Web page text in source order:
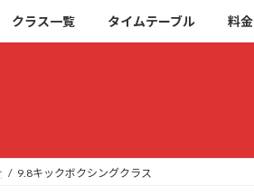
クラス一覧 タイムテーブル 料金
9.8キックボクシングクラス